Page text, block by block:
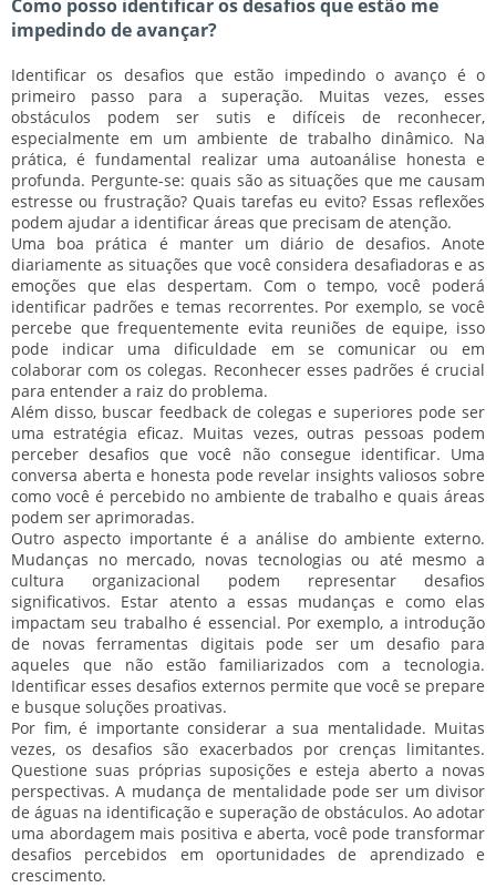
Como posso identificar os desafios que estão me
impedindo de avançar?
Identificar os desafios que estão impedindo o avanço é o
primeiro passo para a superação. Muitas vezes, esses
obstáculos podem ser sutis e difíceis de reconhecer,
especialmente em um ambiente de trabalho dinâmico. Na
prática, é fundamental realizar uma autoanálise honesta e
profunda. Pergunte-se: quais são as situações que me causam
estresse ou frustração? Quais tarefas eu evito? Essas reflexões
podem ajudar a identificar áreas que precisam de atenção.
Uma boa prática é manter um diário de desafios. Anote
diariamente as situações que você considera desafiadoras e as
emoções que elas despertam. Com o tempo, você poderá
identificar padrões e temas recorrentes. Por exemplo, se você
percebe que frequentemente evita reuniões de equipe, isso
pode indicar uma dificuldade em se comunicar ou em
colaborar com os colegas. Reconhecer esses padrões é crucial
para entender a raiz do problema.
Além disso, buscar feedback de colegas e superiores pode ser
uma estratégia eficaz. Muitas vezes, outras pessoas podem
perceber desafios que você não consegue identificar. Uma
conversa aberta e honesta pode revelar insights valiosos sobre
como você é percebido no ambiente de trabalho e quais áreas
podem ser aprimoradas.
Outro aspecto importante é a análise do ambiente externo.
Mudanças no mercado, novas tecnologias ou até mesmo a
cultura organizacional podem representar desafios
significativos. Estar atento a essas mudanças e como elas
impactam seu trabalho é essencial. Por exemplo, a introdução
de novas ferramentas digitais pode ser um desafio para
aqueles que não estão familiarizados com a tecnologia.
Identificar esses desafios externos permite que você se prepare
e busque soluções proativas.
Por fim, é importante considerar a sua mentalidade. Muitas
vezes, os desafios são exacerbados por crenças limitantes.
Questione suas próprias suposições e esteja aberto a novas
perspectivas. A mudança de mentalidade pode ser um divisor
de águas na identificação e superação de obstáculos. Ao adotar
uma abordagem mais positiva e aberta, você pode transformar
desafios percebidos em oportunidades de aprendizado e
crescimento.